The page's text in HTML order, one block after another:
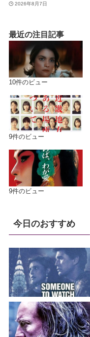
2026年8月7日
最近の注目記事
10件のビュー
9件のビュー
9件のビュー
今日のおすすめ